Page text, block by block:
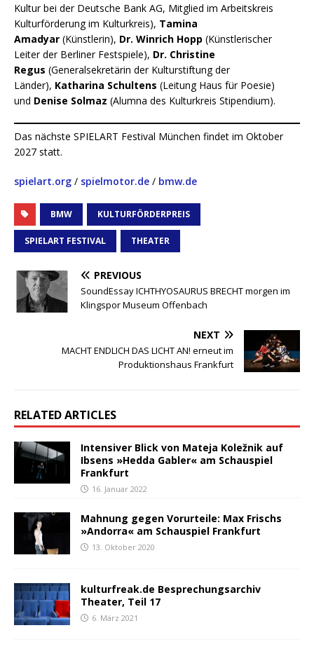
Kultur bei der Deutsche Bank AG, Mitglied im Arbeitskreis
Kulturförderung im Kulturkreis), Tamina
Amadyar (Künstlerin), Dr. Winrich Hopp (Künstlerischer
Leiter der Berliner Festspiele), Dr. Christine
Regus (Generalsekretärin der Kulturstiftung der
Länder), Katharina Schultens (Leitung Haus für Poesie)
und Denise Solmaz (Alumna des Kulturkreis Stipendium).
Das nächste SPIELART Festival München findet im Oktober
2027 statt.
spielart.org / spielmotor.de / bmw.de
BMW KULTURFÖRDERPREIS
SPIELART FESTIVAL THEATER
PREVIOUS
SoundEssay ICHTHYOSAURUS BRECHT morgen im
Klingspor Museum Offenbach
NEXT
MACHT ENDLICH DAS LICHT AN! erneut im
Produktionshaus Frankfurt
RELATED ARTICLES
Intensiver Blick von Mateja Koležnik auf
Ibsens »Hedda Gabler« am Schauspiel
Frankfurt
16. Januar 2022
Mahnung gegen Vorurteile: Max Frischs
»Andorra« am Schauspiel Frankfurt
13. Oktober 2020
kulturfreak.de Besprechungsarchiv
Theater, Teil 17
6. März 2021